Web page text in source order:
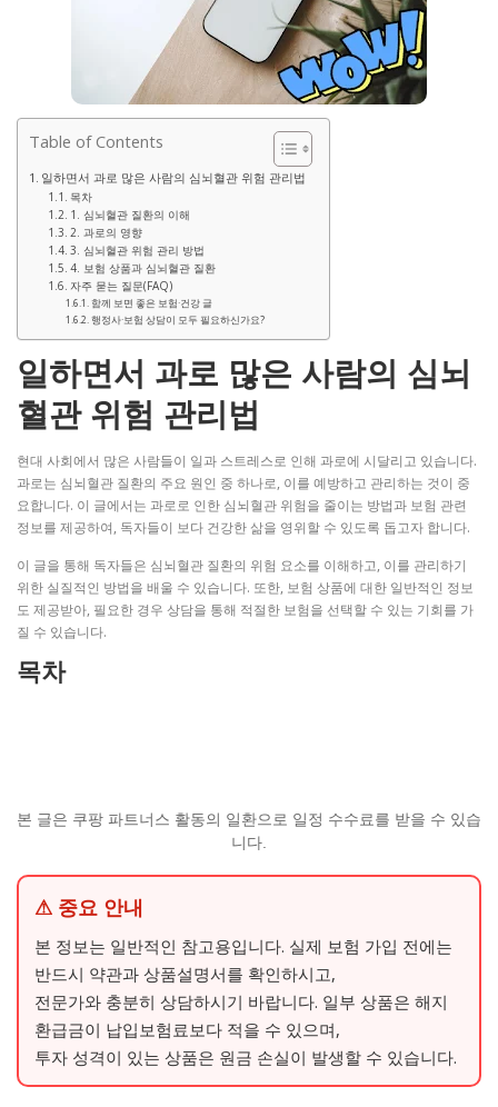
Table of Contents
일하면서 과로 많은 사람의 심뇌혈관 위험 관리법
목차
1. 심뇌혈관 질환의 이해
2. 과로의 영향
3. 심뇌혈관 위험 관리 방법
4. 보험 상품과 심뇌혈관 질환
자주 묻는 질문(FAQ)
함께 보면 좋은 보험·건강 글
행정사·보험 상담이 모두 필요하신가요?
일하면서 과로 많은 사람의 심뇌
혈관 위험 관리법
현대 사회에서 많은 사람들이 일과 스트레스로 인해 과로에 시달리고 있습니다.
과로는 심뇌혈관 질환의 주요 원인 중 하나로, 이를 예방하고 관리하는 것이 중
요합니다. 이 글에서는 과로로 인한 심뇌혈관 위험을 줄이는 방법과 보험 관련
정보를 제공하여, 독자들이 보다 건강한 삶을 영위할 수 있도록 돕고자 합니다.
이 글을 통해 독자들은 심뇌혈관 질환의 위험 요소를 이해하고, 이를 관리하기
위한 실질적인 방법을 배울 수 있습니다. 또한, 보험 상품에 대한 일반적인 정보
도 제공받아, 필요한 경우 상담을 통해 적절한 보험을 선택할 수 있는 기회를 가
질 수 있습니다.
목차
본 글은 쿠팡 파트너스 활동의 일환으로 일정 수수료를 받을 수 있습
니다.
⚠ 중요 안내
본 정보는 일반적인 참고용입니다. 실제 보험 가입 전에는
반드시 약관과 상품설명서를 확인하시고,
전문가와 충분히 상담하시기 바랍니다. 일부 상품은 해지
환급금이 납입보험료보다 적을 수 있으며,
투자 성격이 있는 상품은 원금 손실이 발생할 수 있습니다.